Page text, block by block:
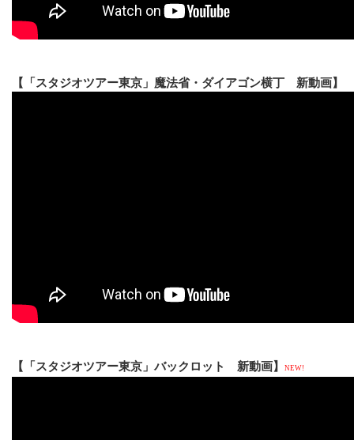
【「スタジオツアー東京」魔法省・ダイアゴン横丁 新動画】
【「スタジオツアー東京」バックロット 新動画】 NEW!